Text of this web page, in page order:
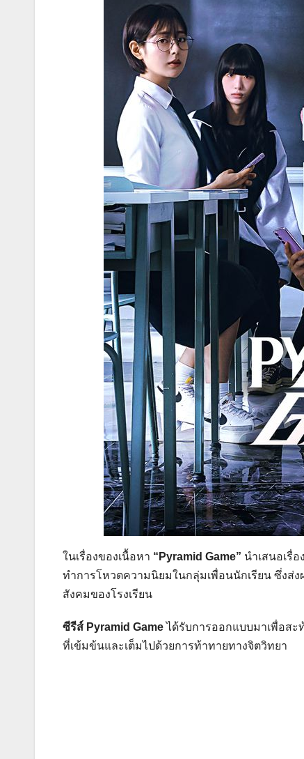
ในเรื่องของเนื้อหา “Pyramid Game” นำเสนอเรื่
ทำการโหวตความนิยมในกลุ่มเพื่อนนักเรียน ซึ่งส่
สังคมของโรงเรียน​​
ซีรีส์ Pyramid Gameได้รับการออกแบบมาเพื่อสะ
ที่เข้มข้นและเต็มไปด้วยการท้าทายทางจิตวิทยา​​